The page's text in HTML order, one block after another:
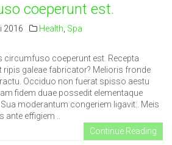
coeperunt est.
2016 Health Spa
circumfuso coeperunt est. Recepta
ripis galeae fabricator? Melioris fronde
Occiduo non fuerat spisso aestu
fidem duae possedit elementaque
moderantum congeriem ligavit:. Meis
effigiem ..
Continue Reading